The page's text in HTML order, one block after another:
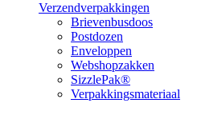
Verzendverpakkingen
Brievenbusdoos
Postdozen
Enveloppen
Webshopzakken
SizzlePak®
Verpakkingsmateriaal